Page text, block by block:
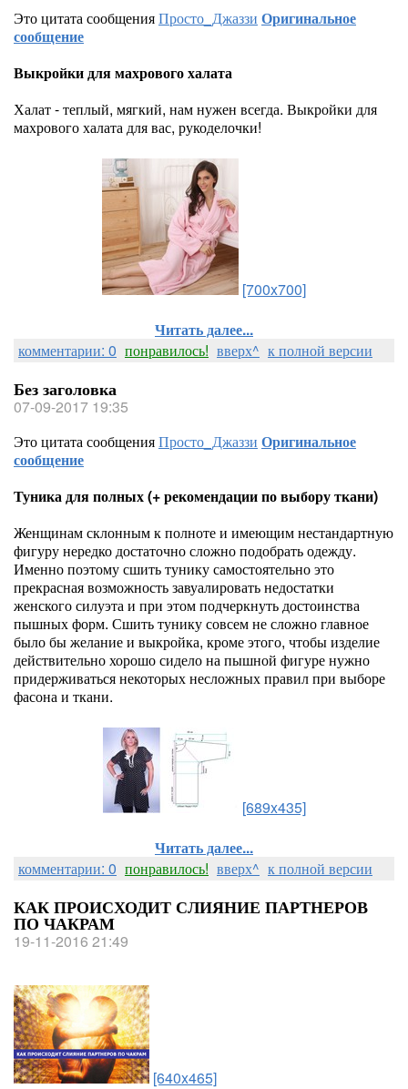
Это цитата сообщенияПросто_Джаззи Оригинальное
сообщение
Выкройки для махрового халата
Халат - теплый, мягкий, нам нужен всегда. Выкройки для
махрового халата для вас, рукоделочки!
[700x700]
Читать далее...
комментарии: 0 понравилось! вверх^ к полной версии
Без заголовка
07-09-2017 19:35
Это цитата сообщенияПросто_Джаззи Оригинальное
сообщение
Туника для полных (+ рекомендации по выбору ткани)
Женщинам склонным к полноте и имеющим нестандартную
фигуру нередко достаточно сложно подобрать одежду.
Именно поэтому сшить тунику самостоятельно это
прекрасная возможность завуалировать недостатки
женского силуэта и при этом подчеркнуть достоинства
пышных форм. Сшить тунику совсем не сложно главное
было бы желание и выкройка, кроме этого, чтобы изделие
действительно хорошо сидело на пышной фигуре нужно
придерживаться некоторых несложных правил при выборе
фасона и ткани.
[689x435]
Читать далее...
комментарии: 0 понравилось! вверх^ к полной версии
КАК ПРОИСХОДИТ СЛИЯНИЕ ПАРТНЕРОВ
ПО ЧАКРАМ
19-11-2016 21:49
[640x465]